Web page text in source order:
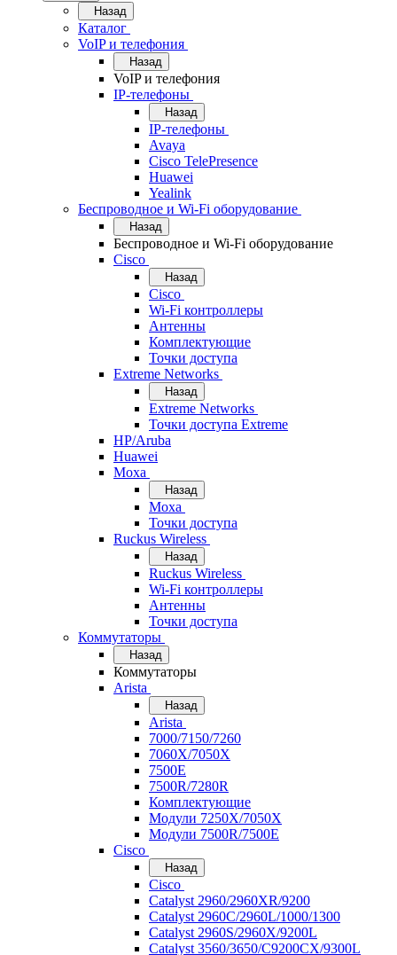
Назад
Каталог
VoIP и телефония
Назад
VoIP и телефония
IP-телефоны
Назад
IP-телефоны
Avaya
Cisco TelePresence
Huawei
Yealink
Беспроводное и Wi-Fi оборудование
Назад
Беспроводное и Wi-Fi оборудование
Cisco
Назад
Cisco
Wi-Fi контроллеры
Антенны
Комплектующие
Точки доступа
Extreme Networks
Назад
Extreme Networks
Точки доступа Extreme
HP/Aruba
Huawei
Moxa
Назад
Moxa
Точки доступа
Ruckus Wireless
Назад
Ruckus Wireless
Wi-Fi контроллеры
Антенны
Точки доступа
Коммутаторы
Назад
Коммутаторы
Arista
Назад
Arista
7000/7150/7260
7060X/7050X
7500E
7500R/7280R
Комплектующие
Модули 7250X/7050X
Модули 7500R/7500E
Cisco
Назад
Cisco
Catalyst 2960/2960XR/9200
Catalyst 2960C/2960L/1000/1300
Catalyst 2960S/2960X/9200L
Catalyst 3560/3650/C9200CX/9300L